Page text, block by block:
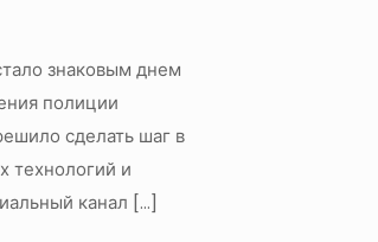
знаковым днем
полиции
сделать шаг в
технологий и
канал […]